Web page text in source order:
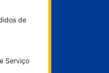
de
Serviço